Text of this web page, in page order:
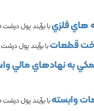
هاي فلزيبا برآیند پول درشت
قطعاتبا برآیند پول درشت
به نهادهاي مالي
وابستهبا برآیند پول درشت